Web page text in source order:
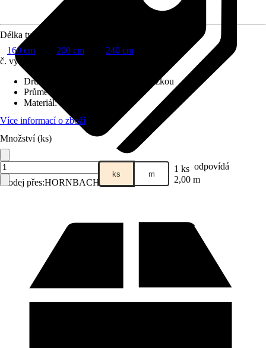
Prodej přes:HORNBACH
Délka tyče
160 cm
200 cm
240 cm
č. výrobku
Druh výrobku
Záclonová tyč s drážkou
Průměr tyče
Materiál:
Více informací o zboží
Množství (ks)
ks m 1 ks odpovídá
2,00 m